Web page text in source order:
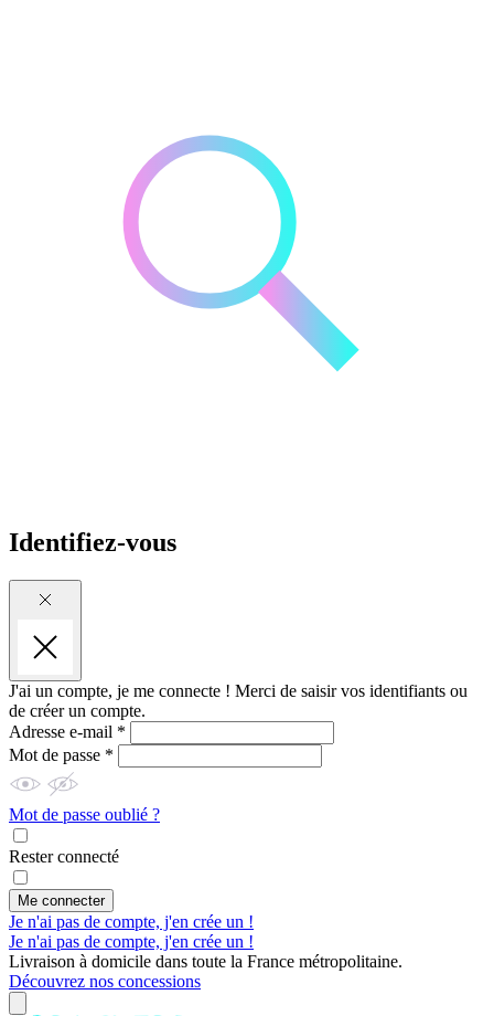
Identifiez-vous
J'ai un compte, je me connecte ! Merci de saisir vos identifiants ou
de créer un compte.
Adresse e-mail *
Mot de passe *
Mot de passe oublié ?
Rester connecté
Me connecter
Je n'ai pas de compte, j'en crée un !
Je n'ai pas de compte, j'en crée un !
Livraison à domicile dans toute la France métropolitaine.
Découvrez nos concessions